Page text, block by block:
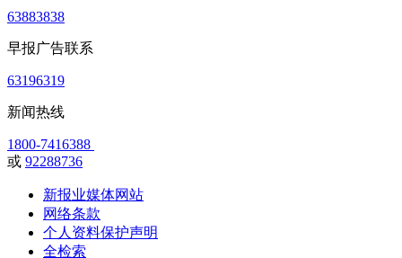
63883838
早报广告联系
63196319
新闻热线
1800-7416388
或 92288736
新报业媒体网站
网络条款
个人资料保护声明
全检索